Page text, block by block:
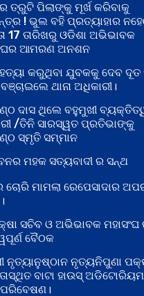
ତ୍ରୁଟି ପିଲାଙ୍କୁ ମୂର୍ଖ କରିବାକୁ
! ଭୁଲ ବହି ପ୍ରତ୍ୟାହାର
17 ତାରିଖରୁ ଓଡିଶା ଅଭିଭାବକ
ଆମରଣ ଅନଶନ
କରୁଥିବା ଯୁବକକୁ ଦେବ ଦୂତ
ଥାନା ଅଧିକାରୀ।
ଦାସ ଥିଲେ ବହୁମୁଖୀ
/ତିନି ସାରସ୍ୱତ ପ୍ରତିଭାଙ୍କୁ
ସ୍ମୃତି ସମ୍ମାନ
ମହକ ସତ୍ୟବାଦୀ ର ସନ୍ଥ
ମାମଲା ରେପେସାଦାର
ସଚିବ ଓ ଅଭିଭାବକ ମହାସଂଘ
ବୈଠକ
ନୃତ୍ୟାନୁଷ୍ଠାନ ନୃତ୍ୟନିପୁଣା
ବାଟା ହାଉସ୍